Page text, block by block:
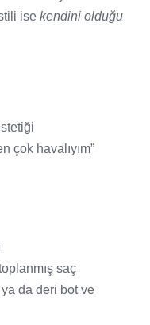
ise kendini olduğu
çok havalıyım”
saç
da deri bot ve